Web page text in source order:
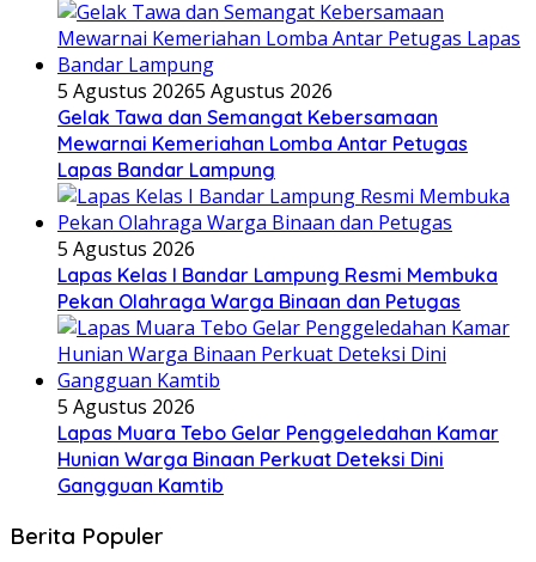
5 Agustus 20265 Agustus 2026
Gelak Tawa dan Semangat Kebersamaan
Mewarnai Kemeriahan Lomba Antar Petugas
Lapas Bandar Lampung
5 Agustus 2026
Lapas Kelas I Bandar Lampung Resmi Membuka
Pekan Olahraga Warga Binaan dan Petugas
5 Agustus 2026
Lapas Muara Tebo Gelar Penggeledahan Kamar
Hunian Warga Binaan Perkuat Deteksi Dini
Gangguan Kamtib
Berita Populer